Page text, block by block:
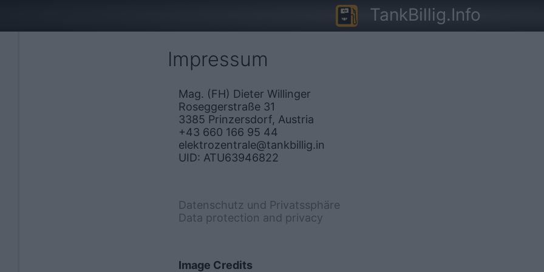
TankBillig.Info
Impressum
Mag. (FH) Dieter Willinger
Roseggerstraße 31
3385 Prinzersdorf, Austria
+43 660 166 95 44
elektrozentrale@tankbillig.in
UID: ATU63946822
Datenschutz und Privatssphäre
Data protection and privacy
Image Credits